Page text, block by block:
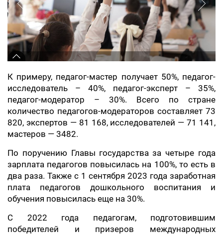
К примеру, педагог-мастер получает 50%, педагог-
исследователь – 40%, педагог-эксперт – 35%,
педагог-модератор – 30%. Всего по стране
количество педагогов-модераторов составляет 73
820, экспертов — 81 168, исследователей — 71 141,
мастеров — 3482.
По поручению Главы государства за четыре года
зарплата педагогов повысилась на 100%, то есть в
два раза. Также с 1 сентября 2023 года заработная
плата педагогов дошкольного воспитания и
обучения повысилась еще на 30%.
С 2022 года педагогам, подготовившим
победителей и призеров международных